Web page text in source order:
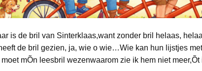
is de bril van Sinterklaas,want zonder bril helaas,
de bril gezien, ja, wie o wie…Wie kan hun lijstjes
mÕn leesbril wezenwaarom zie ik hem niet meer,Õt